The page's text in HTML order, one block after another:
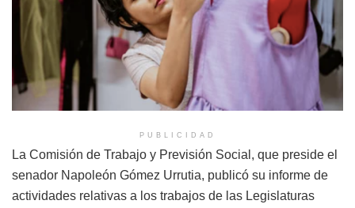
PUBLICIDAD
La Comisión de Trabajo y Previsión Social, que preside el
senador Napoleón Gómez Urrutia, publicó su informe de
actividades relativas a los trabajos de las Legislaturas